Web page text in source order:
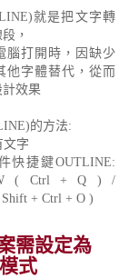
就是把文字轉
，
腦打開時，因缺少
他字體替代，從而
效果
的方法:
文字
快捷鍵OUTLINE:
( Ctrl + Q ) /
+ Ctrl + O )
需設定為
式